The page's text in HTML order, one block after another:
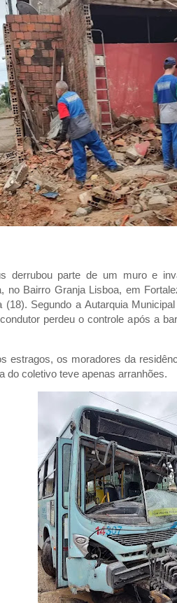
derrubou parte de um muro e
no Bairro Granja Lisboa, em
(18). Segundo a Autarquia
perdeu o controle após a
estragos, os moradores da
do coletivo teve apenas arranhões.